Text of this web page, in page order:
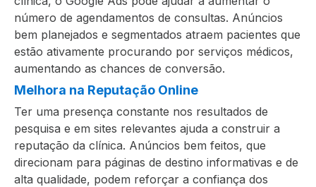
número de agendamentos de consultas. Anúncios
bem planejados e segmentados atraem pacientes que
estão ativamente procurando por serviços médicos,
aumentando as chances de conversão.
Melhora na Reputação Online
Ter uma presença constante nos resultados de
pesquisa e em sites relevantes ajuda a construir a
reputação da clínica. Anúncios bem feitos, que
direcionam para páginas de destino informativas e de
alta qualidade, podem reforçar a confiança dos